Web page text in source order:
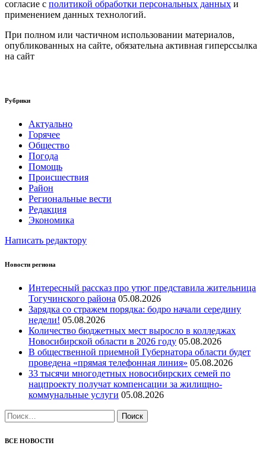
согласие с политикой обработки персональных данных и
применением данных технологий.
При полном или частичном использовании материалов,
опубликованных на сайте, обязательна активная гиперссылка
на сайт
Рубрики
Актуально
Горячее
Общество
Погода
Помощь
Происшествия
Район
Региональные вести
Редакция
Экономика
Написать редактору
Новости региона
Интересный рассказ про утюг представила жительница
Тогучинского района 05.08.2026
Зарядка со стражем порядка: бодро начали середину
недели! 05.08.2026
Количество бюджетных мест выросло в колледжах
Новосибирской области в 2026 году 05.08.2026
В общественной приемной Губернатора области будет
проведена «прямая телефонная линия» 05.08.2026
33 тысячи многодетных новосибирских семей по
нацпроекту получат компенсации за жилищно-
коммунальные услуги 05.08.2026
Найти:
ВСЕ НОВОСТИ